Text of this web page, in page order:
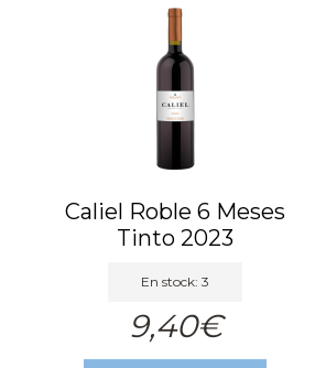
Caliel Roble 6 Meses
Tinto 2023
En stock: 3
9,40€